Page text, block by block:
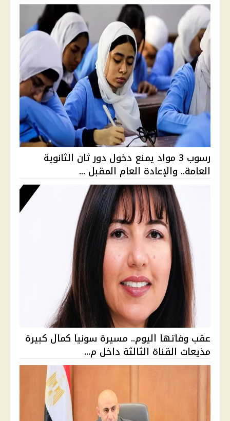
رسوب 3 مواد يمنع دخول دور ثان الثانوية
العامة.. والإعادة العام المقبل ...
عقب وفاتها اليوم.. مسيرة سونيا كمال كبيرة
مذيعات القناة الثالثة داخل م...